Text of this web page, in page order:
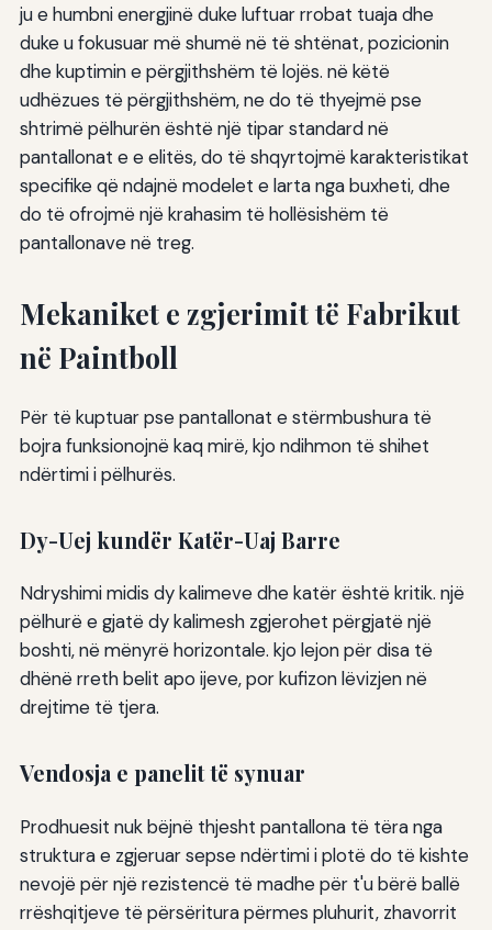
ju e humbni energjinë duke luftuar rrobat tuaja dhe
duke u fokusuar më shumë në të shtënat, pozicionin
dhe kuptimin e përgjithshëm të lojës. në këtë
udhëzues të përgjithshëm, ne do të thyejmë pse
shtrimë pëlhurën është një tipar standard në
pantallonat e e elitës, do të shqyrtojmë karakteristikat
specifike që ndajnë modelet e larta nga buxheti, dhe
do të ofrojmë një krahasim të hollësishëm të
pantallonave në treg.
Mekaniket e zgjerimit të Fabrikut
në Paintboll
Për të kuptuar pse pantallonat e stërmbushura të
bojra funksionojnë kaq mirë, kjo ndihmon të shihet
ndërtimi i pëlhurës.
Dy-Uej kundër Katër-Uaj Barre
Ndryshimi midis dy kalimeve dhe katër është kritik. një
pëlhurë e gjatë dy kalimesh zgjerohet përgjatë një
boshti, në mënyrë horizontale. kjo lejon për disa të
dhënë rreth belit apo ijeve, por kufizon lëvizjen në
drejtime të tjera.
Vendosja e panelit të synuar
Prodhuesit nuk bëjnë thjesht pantallona të tëra nga
struktura e zgjeruar sepse ndërtimi i plotë do të kishte
nevojë për një rezistencë të madhe për t'u bërë ballë
rrëshqitjeve të përsëritura përmes pluhurit, zhavorrit